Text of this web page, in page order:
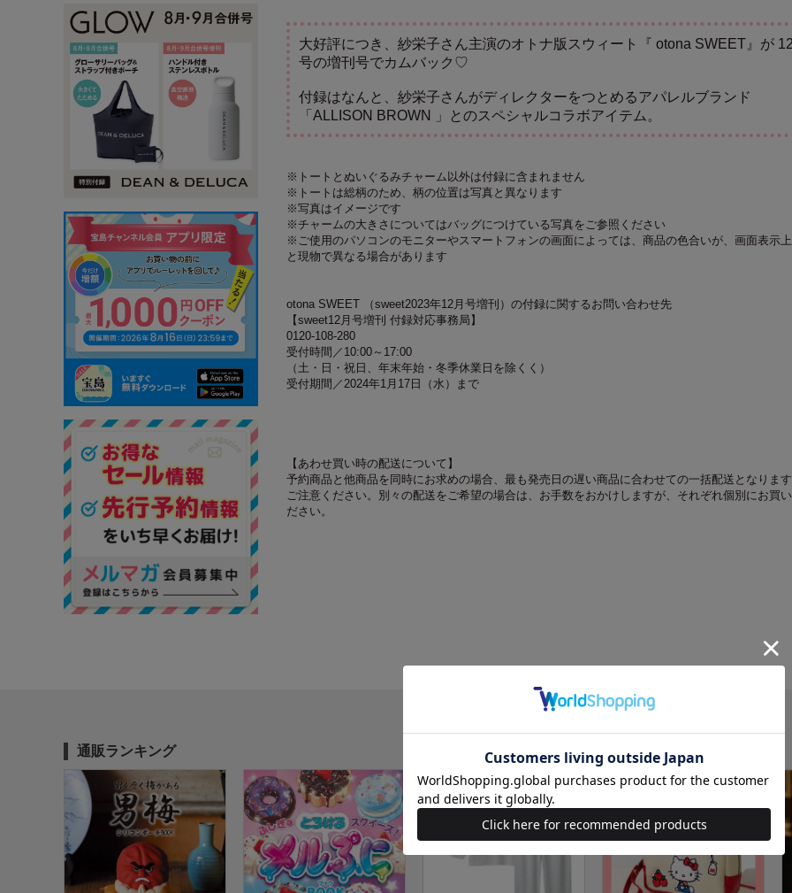
大好評につき、紗栄子さん主演のオトナ版スウィート『 otona SWEET』が
号の増刊号でカムバック♡
付録はなんと、紗栄子さんがディレクターをつとめるアパレルブランド
「ALLISON BROWN 」とのスペシャルコラボアイテム。
※トートとぬいぐるみチャーム以外は付録に含まれません
※トートは総柄のため、柄の位置は写真と異なります
※写真はイメージです
※チャームの大きさについてはバッグにつけている写真をご参照ください
※ご使用のパソコンのモニターやスマートフォンの画面によっては、商品の色合いが、画面表示
と現物で異なる場合があります
otona SWEET （sweet2023年12月号増刊）の付録に関するお問い合わせ先
【sweet12月号増刊 付録対応事務局】
0120-108-280
受付時間／10:00～17:00
（土・日・祝日、年末年始・冬季休業日を除くく）
受付期間／2024年1月17日（水）まで
【あわせ買い時の配送について】
予約商品と他商品を同時にお求めの場合、最も発売日の遅い商品に合わせての一括配送となります
ご注意ください。別々の配送をご希望の場合は、お手数をおかけしますが、それぞれ個別にお買い
ださい。
通販ランキング